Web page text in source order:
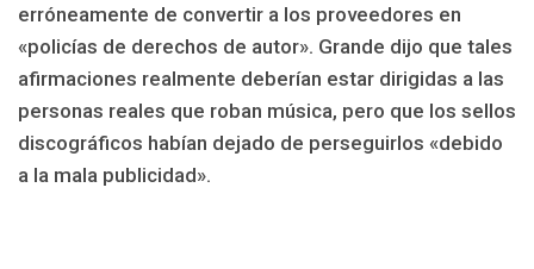
erróneamente de convertir a los proveedores en
«policías de derechos de autor». Grande dijo que tales
afirmaciones realmente deberían estar dirigidas a las
personas reales que roban música, pero que los sellos
discográficos habían dejado de perseguirlos «debido
a la mala publicidad».